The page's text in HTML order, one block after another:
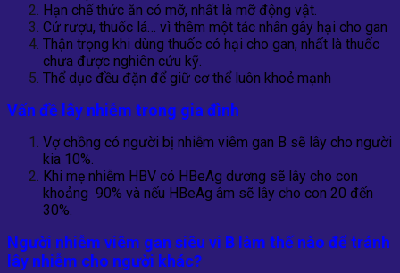
Hạn chế thức ăn có mỡ, nhất là mỡ động vật.
Cử rượu, thuốc lá… vì thêm một tác nhân gây hại cho gan
Thận trọng khi dùng thuốc có hại cho gan, nhất là thuốc
chưa được nghiên cứu kỹ.
Thể dục đều đặn để giữ cơ thể luôn khoẻ mạnh
Vấn đề lây nhiễm trong gia đình
Vợ chồng có người bị nhiễm viêm gan B sẽ lây cho người
kia 10%.
Khi mẹ nhiễm HBV có HBeAg dương sẽ lây cho con
khoảng 90% và nếu HBeAg âm sẽ lây cho con 20 đến
30%.
Người nhiễm viêm gan siêu vi B làm thế nào để tránh
lây nhiễm cho người khác?